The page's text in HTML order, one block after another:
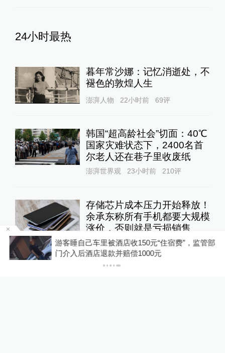
24小时最热
暮年常沙娜：记忆消逝处，不
褪色的敦煌人生
澎湃人物 22小时前 69评
韩国“超高龄社会”切面：40℃
国家灾难状态下，2400名首
尔老人还在巷子里收废纸
澎湃世界观 23小时前 210评
存储芯片成本压力开始释放！
余承东称所有手机都要大规模
涨价，否则就是亏损销售
10%公司 19小时前 56评
游客睡自己车里被酒店收150元“住宿费”，监管部
门介入后酒店退款并赔偿1000元